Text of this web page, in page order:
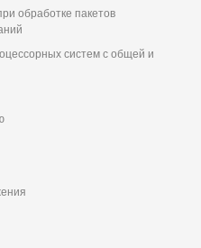
обработке пакетов
систем с общей и